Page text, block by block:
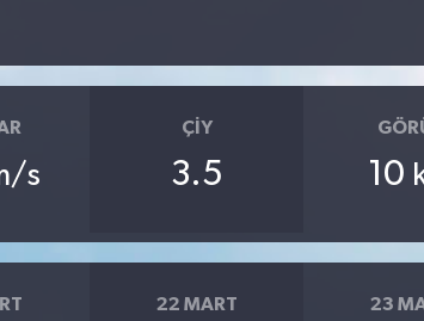
s
ÇIY
3.5 10
22 MART 23